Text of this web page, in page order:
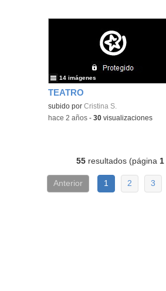
TEATRO
Contenido educativo.
subido porCristina S.
14 imágenes
-hace 2 años -30 visualizaciones
55 resultados (página 1
Anterior 1 2 3